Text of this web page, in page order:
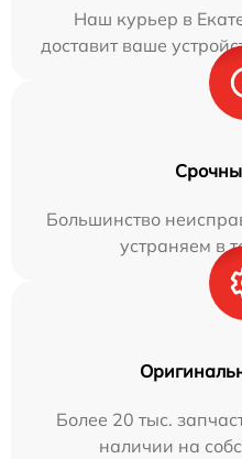
Наш курьер в
доставит ваше
Большинство
устраняем в
Более 20 тыс.
наличии на